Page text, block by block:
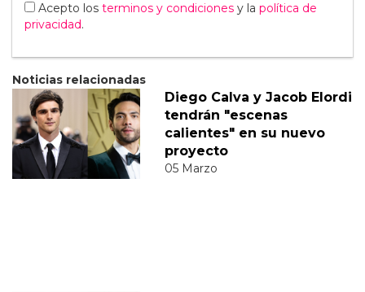
Acepto los terminos y condiciones y la política de
privacidad.
Noticias relacionadas
Diego Calva y Jacob Elordi
tendrán "escenas
calientes" en su nuevo
proyecto
05 Marzo